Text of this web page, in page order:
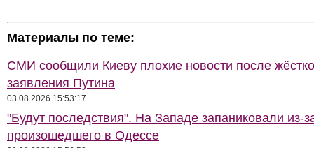
Материалы по теме:
СМИ сообщили Киеву плохие новости после
заявления Путина
03.08.2026 15:53:17
"Будут последствия". На Западе запаниковали из-
произошедшего в Одессе